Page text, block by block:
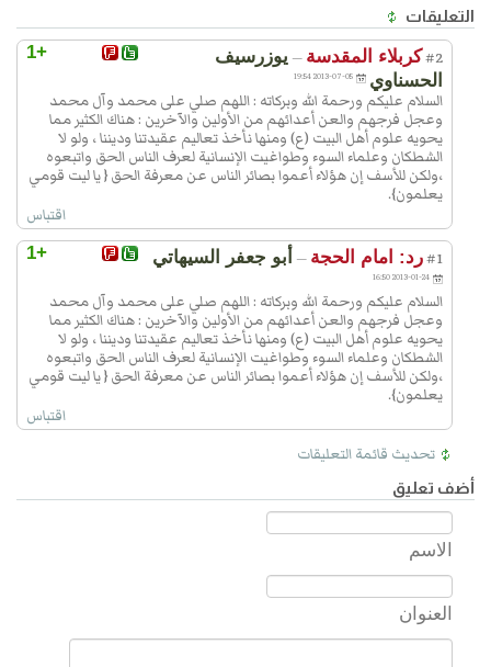
التعليقات
+1 #2كربلاء المقدسة — يوزرسيف
الحسناوي
2013-07-05 19:54
السلام عليكم ورحمة الله وبركاته : اللهم صلي على محمد وآل محمد
وعجل فرجهم والعن أعدائهم من الأولين والآخرين : هناك الكثير مما
يحويه علوم أهل البيت (ع) ومنها نأخذ تعاليم عقيدتنا وديننا ، ولو لا
الشطكان وعلماء السوء وطواغيت الإنسانية لعرف الناس الحق واتبعوه
،ولكن للأسف إن هؤلاء أعموا بصائر الناس عن معرفة الحق { يا ليت قومي
يعلمون}.
اقتباس
+1 #1رد: امام الحجة — أبو جعفر السيهاتي
2013-01-24 16:50
السلام عليكم ورحمة الله وبركاته : اللهم صلي على محمد وآل محمد
وعجل فرجهم والعن أعدائهم من الأولين والآخرين : هناك الكثير مما
يحويه علوم أهل البيت (ع) ومنها نأخذ تعاليم عقيدتنا وديننا ، ولو لا
الشطكان وعلماء السوء وطواغيت الإنسانية لعرف الناس الحق واتبعوه
،ولكن للأسف إن هؤلاء أعموا بصائر الناس عن معرفة الحق { يا ليت قومي
يعلمون}.
اقتباس
تحديث قائمة التعليقات
أضف تعليق
الاسم
العنوان